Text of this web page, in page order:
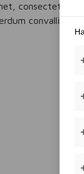
consectetur
convallis leo.